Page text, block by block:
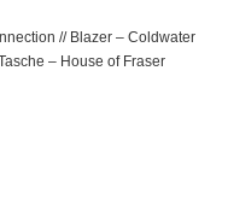
// Blazer – Coldwater
– House of Fraser